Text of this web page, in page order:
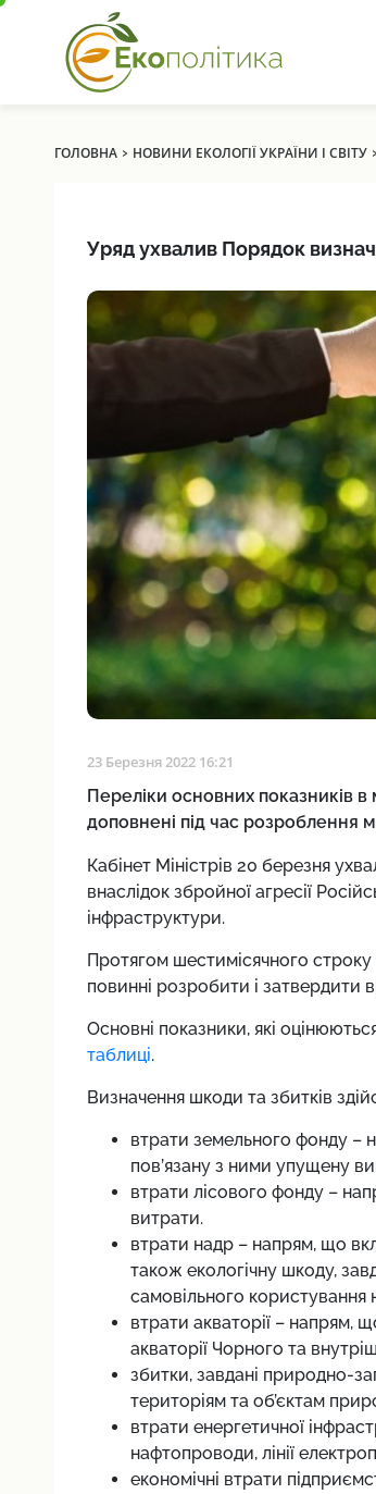
ГОЛОВНА› НОВИНИ ЕКОЛОГІЇ УКРАЇНИ І СВІТУ›
Уряд ухвалив Порядок
23 Березня 2022 16:21
Переліки основних показників
доповнені під час розроблення
Кабінет Міністрів 20 березня
внаслідок збройної агресії
інфраструктури.
Протягом шестимісячного строку
повинні розробити і затвердити
Основні показники, які
таблиці.
Визначення шкоди та збитків
втрати земельного фонду –
пов’язану з ними упущену
втрати лісового фонду –
витрати.
втрати надр – напрям, що
також екологічну шкоду,
самовільного користування
втрати акваторії – напрям,
акваторії Чорного та
збитки, завдані природно-
територіям та об’єктам
втрати енергетичної
нафтопроводи, лінії
економічні втрати